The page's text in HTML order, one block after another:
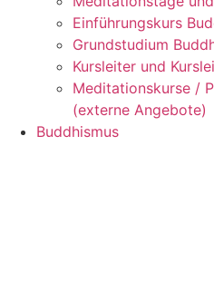
Einführungskurs
Grundstudium
Kursleiter und
Meditationskurse /
(externe Angebote)
Buddhismus